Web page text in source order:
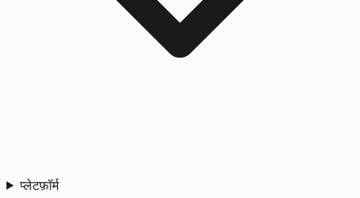
प्लेटफ़ॉर्म